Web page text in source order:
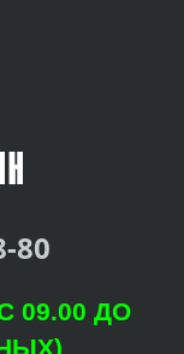
80
09.00 ДО